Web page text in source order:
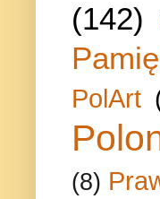
(142)
PolArt
(8)